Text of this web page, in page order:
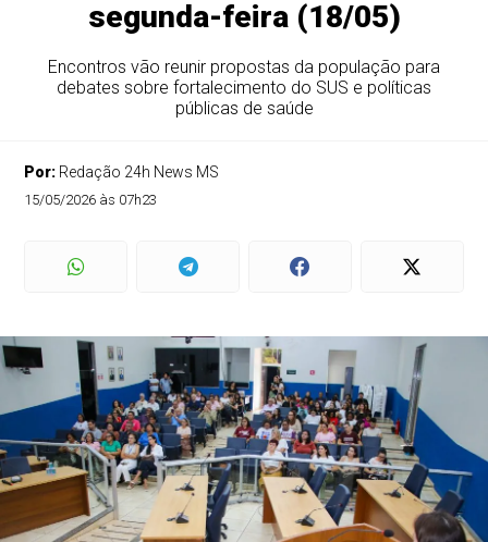
segunda-feira (18/05)
Encontros vão reunir propostas da população para
debates sobre fortalecimento do SUS e políticas
públicas de saúde
Por: Redação 24h News MS
15/05/2026 às 07h23